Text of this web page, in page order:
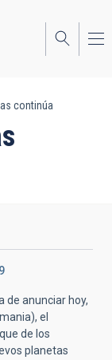
continúa
de anunciar hoy,
el
de los
planetas